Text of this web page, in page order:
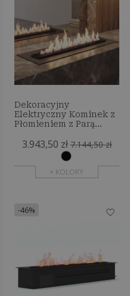
Dekoracyjny
Elektryczny Kominek z
Płomieniem z Parą
3.943,50 zł 7.144,50 zł
+ KOLORY
-46%